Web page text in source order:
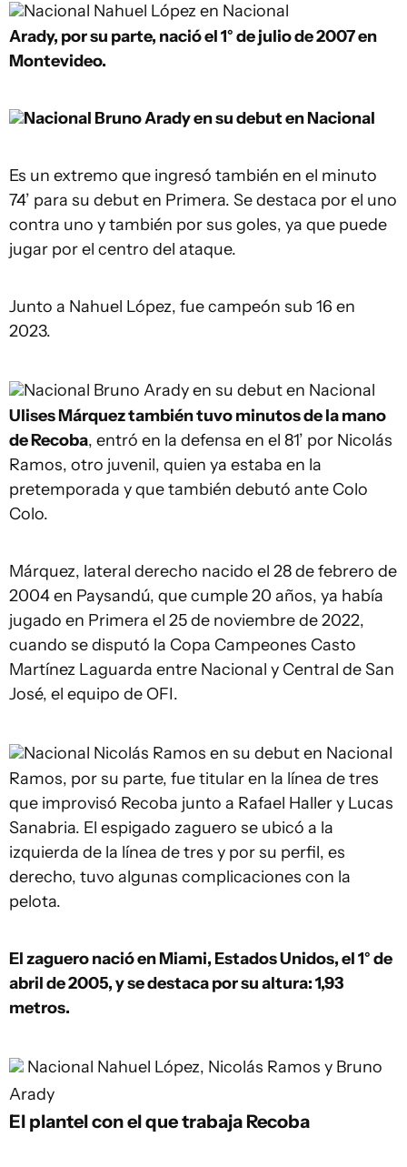
Nacional Nahuel López en Nacional
Arady, por su parte, nació el 1° de julio de 2007 en
Montevideo.
Nacional Bruno Arady en su debut en Nacional
Es un extremo que ingresó también en el minuto
74’ para su debut en Primera. Se destaca por el uno
contra uno y también por sus goles, ya que puede
jugar por el centro del ataque.
Junto a Nahuel López, fue campeón sub 16 en
2023.
Nacional Bruno Arady en su debut en Nacional
Ulises Márquez también tuvo minutos de la mano
de Recoba, entró en la defensa en el 81’ por Nicolás
Ramos, otro juvenil, quien ya estaba en la
pretemporada y que también debutó ante Colo
Colo.
Márquez, lateral derecho nacido el 28 de febrero de
2004 en Paysandú, que cumple 20 años, ya había
jugado en Primera el 25 de noviembre de 2022,
cuando se disputó la Copa Campeones Casto
Martínez Laguarda entre Nacional y Central de San
José, el equipo de OFI.
Nacional Nicolás Ramos en su debut en Nacional
Ramos, por su parte, fue titular en la línea de tres
que improvisó Recoba junto a Rafael Haller y Lucas
Sanabria. El espigado zaguero se ubicó a la
izquierda de la línea de tres y por su perfil, es
derecho, tuvo algunas complicaciones con la
pelota.
El zaguero nació en Miami, Estados Unidos, el 1° de
abril de 2005, y se destaca por su altura: 1,93
metros.
Nacional Nahuel López, Nicolás Ramos y Bruno
Arady
El plantel con el que trabaja Recoba